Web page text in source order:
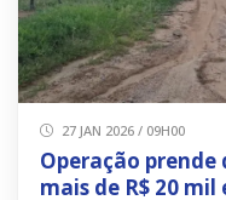
27 JAN 2026 / 09H00
Operação prende
mais de R$ 20